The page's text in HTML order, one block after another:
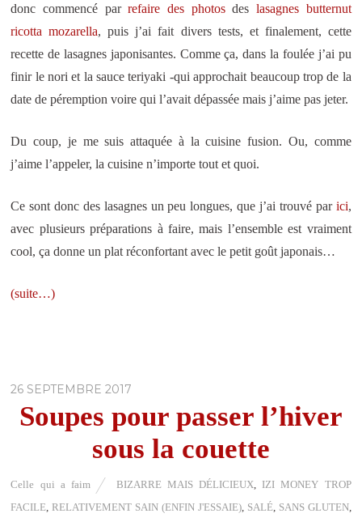
donc commencé parrefaire des photosdes lasagnes butternut
ricotta mozarella, puis j’ai fait divers tests, et finalement, cette
recette de lasagnes japonisantes. Comme ça, dans la foulée j’ai pu
finir le nori et la sauce teriyaki -qui approchait beaucoup trop de la
date de péremption voire qui l’avait dépassée mais j’aime pas jeter.
Du coup, je me suis attaquée à la cuisine fusion. Ou, comme
j’aime l’appeler, la cuisine n’importe tout et quoi.
Ce sont donc des lasagnes un peu longues, que j’ai trouvé par ici,
avec plusieurs préparations à faire, mais l’ensemble est vraiment
cool, ça donne un plat réconfortant avec le petit goût japonais…
(suite…)
26 SEPTEMBRE 2017
Soupes pour passer l’hiver
sous la couette
Celle qui a faim BIZARRE MAIS DÉLICIEUX
IZI MONEY TROP
FACILE ,RELATIVEMENT SAIN (ENFIN J'ESSAIE), SALÉ, SANS GLUTEN,